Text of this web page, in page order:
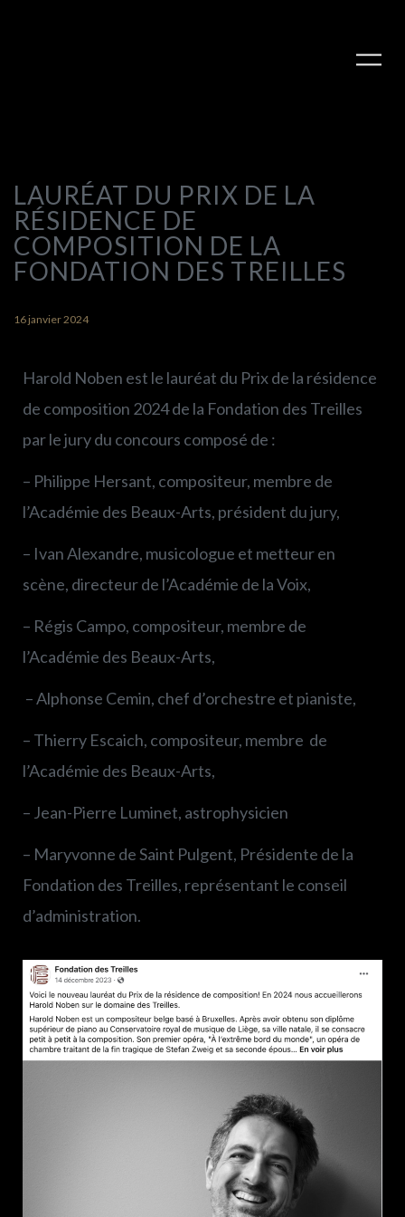
LAURÉAT DU PRIX DE LA
RÉSIDENCE DE
COMPOSITION DE LA
FONDATION DES TREILLES
16 janvier 2024
Harold Noben est le lauréat du Prix de la résidence
de composition 2024 de la Fondation des Treilles
par le jury du concours composé de :
– Philippe Hersant, compositeur, membre de
l’Académie des Beaux-Arts, président du jury,
– Ivan Alexandre, musicologue et metteur en
scène, directeur de l’Académie de la Voix,
– Régis Campo, compositeur, membre de
l’Académie des Beaux-Arts,
– Alphonse Cemin, chef d’orchestre et pianiste,
– Thierry Escaich, compositeur, membre de
l’Académie des Beaux-Arts,
– Jean-Pierre Luminet, astrophysicien
– Maryvonne de Saint Pulgent, Présidente de la
Fondation des Treilles, représentant le conseil
d’administration.